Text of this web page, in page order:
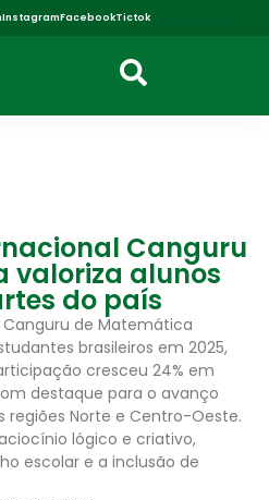
InstagramFacebookTictok
Canguru
valoriza alunos
do país
de Matemática
brasileiros em 2025,
cresceu 24% em
destaque para o avanço
regiões Norte e Centro-Oeste.
lógico e criativo,
escolar e a inclusão de